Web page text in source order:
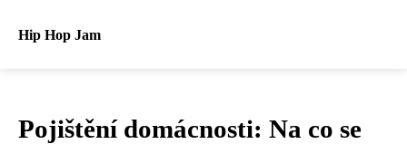
Hip Hop Jam
Pojištění domácnosti: Na co se